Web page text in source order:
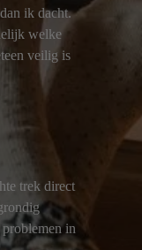
ik dacht.
welke
veilig is
trek direct
in